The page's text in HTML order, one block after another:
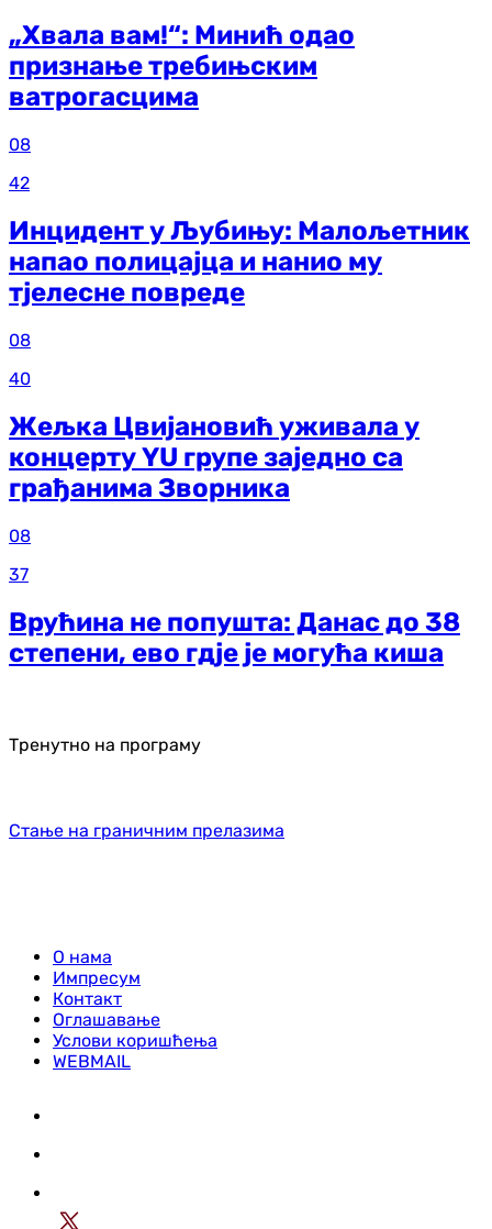
„Хвала вам!“: Минић одао
признање требињским
ватрогасцима
08
42
Инцидент у Љубињу: Малољетник
напао полицајца и нанио му
тјелесне повреде
08
40
Жељка Цвијановић уживала у
концерту YU групе заједно са
грађанима Зворника
08
37
Врућина не попушта: Данас до 38
степени, ево гдје је могућа киша
Тренутно на програму
Стање на граничним прелазима
О нама
Импресум
Контакт
Оглашавање
Услови коришћења
WEBMAIL